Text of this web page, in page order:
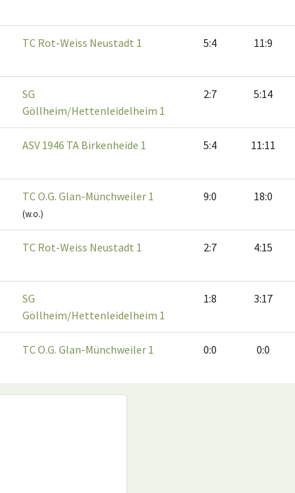
TC Rot-Weiss Neustadt 1 5:4 11:9
SG
Göllheim/Hettenleidelheim 1
2:7 5:14
ASV 1946 TA Birkenheide 1 5:4 11:11
TC O.G. Glan-Münchweiler 1
(w.o.)
9:0 18:0
TC Rot-Weiss Neustadt 1 2:7 4:15
SG
Göllheim/Hettenleidelheim 1
1:8 3:17
TC O.G. Glan-Münchweiler 1 0:0 0:0